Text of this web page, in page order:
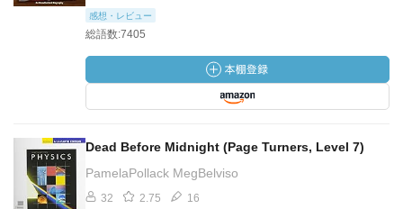
感想・レビュー
総語数:7405
Dead Before Midnight (Page Turners, Level 7)
PamelaPollack MegBelviso
32 2.75 16